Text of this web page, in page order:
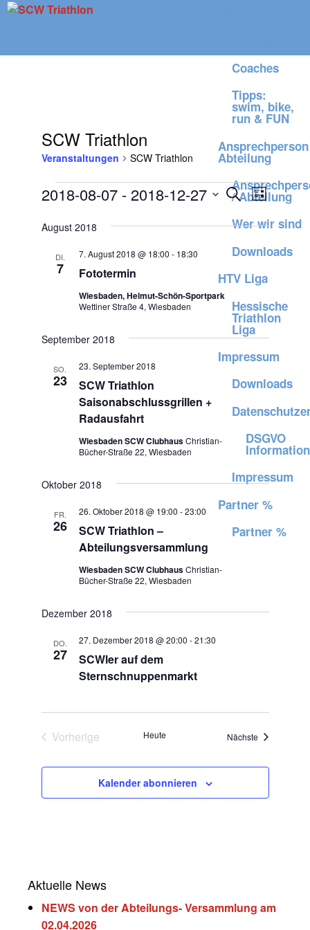
Skip
Coaches
Tipps:
swim, bike,
run & FUN
Abteilung
/ Abteilung
Wer wir sind
Downloads
HTV Liga
Hessische
Triathlon
Liga
Impressum
Downloads
DSGVO
Impressum
Partner %
Partner %
SCW Triathlon
Veranstaltungen SCW Triathlon
Veranstaltungen
und
Ansichten,
Navigation
SucheListe
2018-08-07 - 2018-12-27
wählen.
August 2018
DI.
7 Fototermin
7. August 2018 @ 18:00 - 18:30
Wiesbaden, Helmut-Schön-Sportpark
Wettiner Straße 4, Wiesbaden
September 2018
SO.
23
SCW Triathlon
Saisonabschlussgrillen +
Radausfahrt
23. September 2018
Wiesbaden SCW ClubhausChristian-
Bücher-Straße 22, Wiesbaden
Oktober 2018
FR.
26
SCW Triathlon –
Abteilungsversammlung
26. Oktober 2018 @ 19:00 -23:00
Wiesbaden SCW ClubhausChristian-
Bücher-Straße 22, Wiesbaden
Dezember 2018
DO.
27
SCWler auf dem
Sternschnuppenmarkt
27. Dezember 2018 @ 20:00 -21:30
Vorherige
Heute Nächste
Kalender abonnieren
Aktuelle News
NEWS von der Abteilungs- Versammlung am
02.04.2026